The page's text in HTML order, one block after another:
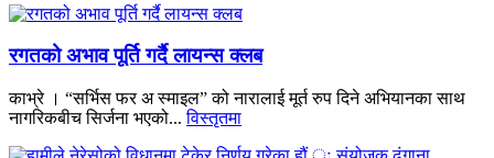
रगतको अभाव पूर्ति गर्दै लायन्स क्लब
काभ्रे । “सर्भिस फर अ स्माइल” को नारालाई मूर्त रुप दिने अभियानका साथ
नागरिकबीच सिर्जना भएको...विस्तृतमा